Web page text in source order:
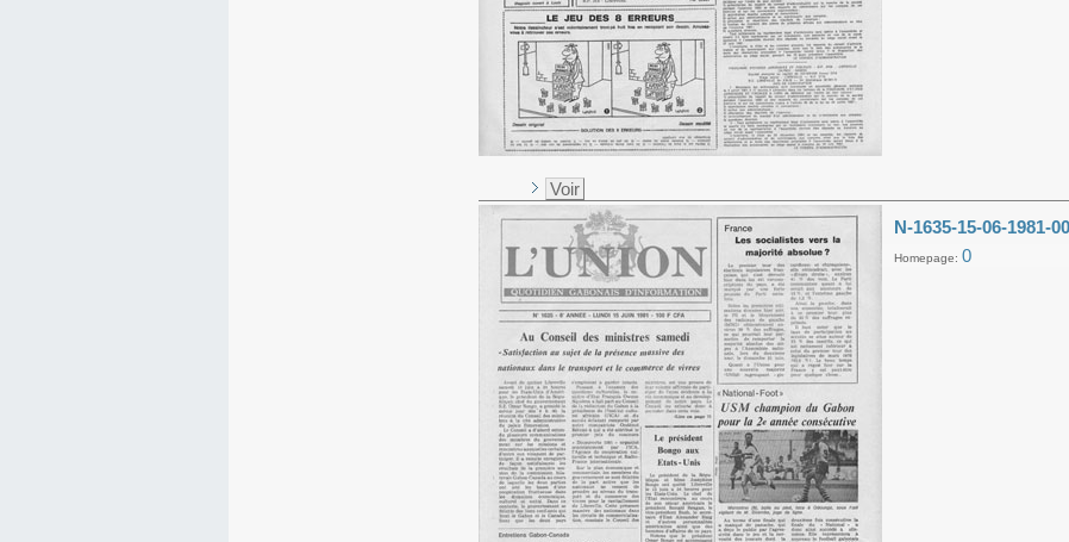
Voir
N-1635-15-06-1981-
Homepage: 0